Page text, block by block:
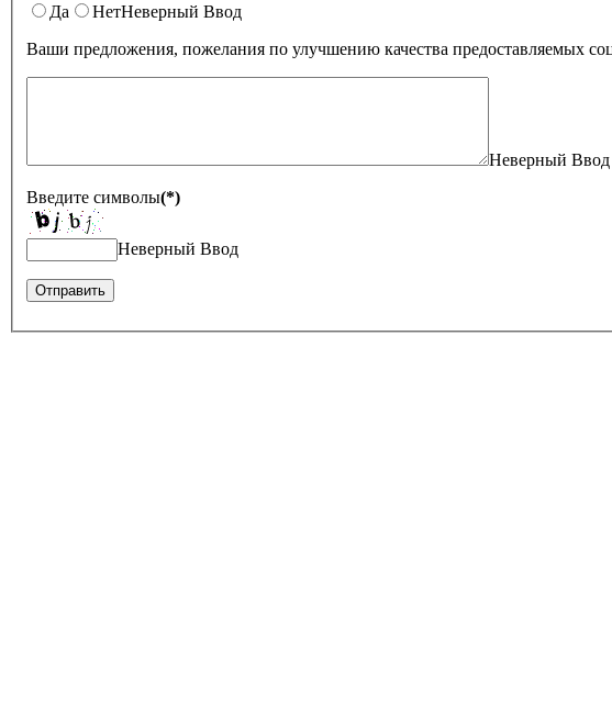
Да НетНеверный Ввод
Ваши предложения, пожелания по улучшению качества предоставляемых
Неверный Ввод
Введите символы(*)
Неверный Ввод